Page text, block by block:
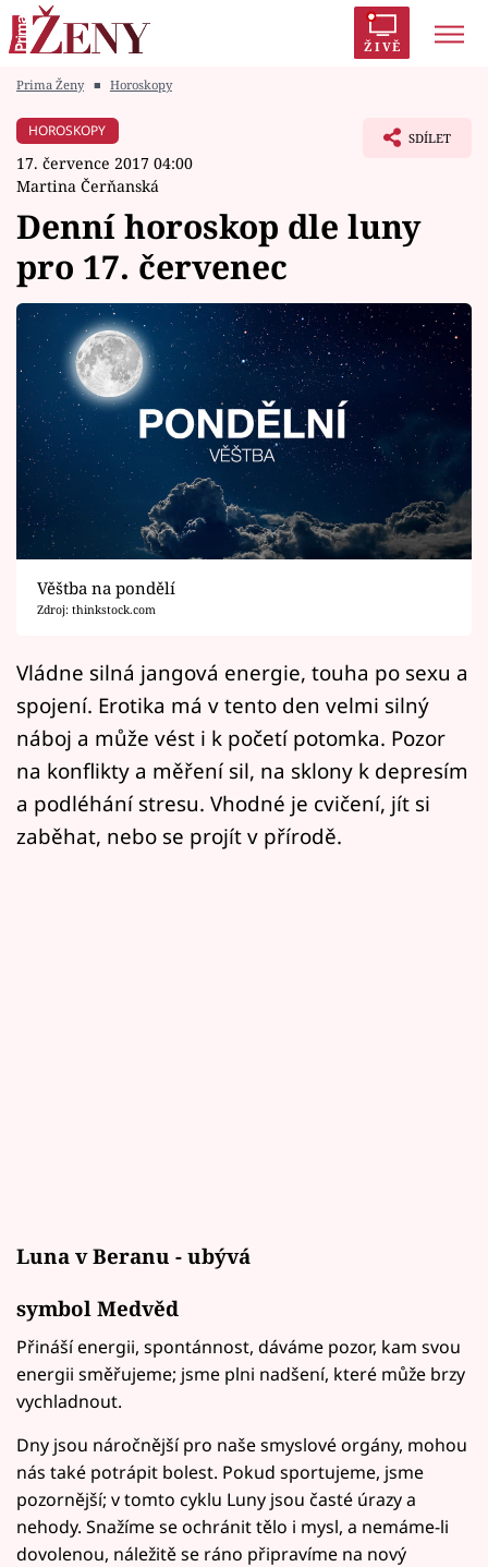
ŽIVĚ
Módní alarm
Témata
Celebrity
Vztahy
Seriály
Horoskopy
Sledujte prima+
Filmový festival Karlovy Vary
Mámy sobě
Přihlášení
Prima Ženy ■ Horoskopy
HOROSKOPY
17. července 2017 04:00
Martina Čerňanská
SDÍLET
Denní horoskop dle luny
pro 17. červenec
Věštba na pondělí
Zdroj: thinkstock.com
Vládne silná jangová energie, touha po sexu a
spojení. Erotika má v tento den velmi silný
náboj a může vést i k početí potomka. Pozor
na konflikty a měření sil, na sklony k depresím
a podléhání stresu. Vhodné je cvičení, jít si
zaběhat, nebo se projít v přírodě.
Luna v Beranu - ubývá
symbol Medvěd
Přináší energii, spontánnost, dáváme pozor, kam svou
energii směřujeme; jsme plni nadšení, které může brzy
vychladnout.
Dny jsou náročnější pro naše smyslové orgány, mohou
nás také potrápit bolest. Pokud sportujeme, jsme
pozornější; v tomto cyklu Luny jsou časté úrazy a
nehody. Snažíme se ochránit tělo i mysl, a nemáme-li
dovolenou, náležitě se ráno připravíme na nový